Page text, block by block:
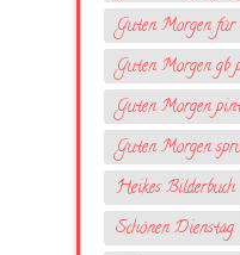
Guten Morgen für
Guten Morgen gb
Guten Morgen
Guten Morgen
Heikes Bilderbuch
Schönen Dienstag